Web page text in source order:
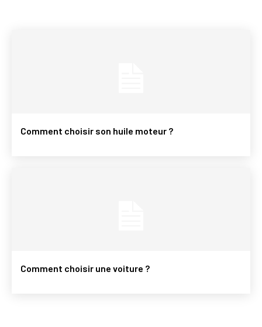
Comment choisir son huile moteur ?
Comment choisir une voiture ?